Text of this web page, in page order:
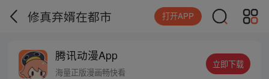
修真弃婿在都市 打开APP
腾讯动漫App
海量正版漫画畅快看
立即下载